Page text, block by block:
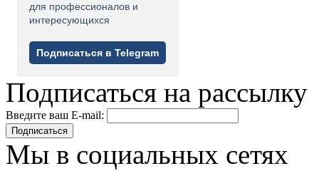
для профессионалов и
интересующихся
Подписаться в Telegram
Подписаться на рассылку
Введите ваш E-mail:
Подписаться
Мы в социальных сетях